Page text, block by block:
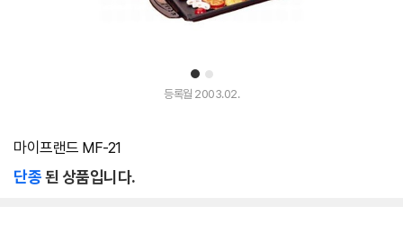
1 2
등록월 2003.02.
마이프랜드 MF-21
단종된 상품입니다.